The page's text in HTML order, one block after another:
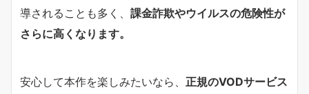
導されることも多く、 課金詐欺やウイルスの危険性が
さらに高くなります。
安心して本作を楽しみたいなら、 正規のVODサービス